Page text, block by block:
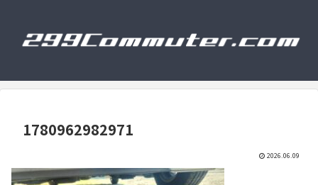
1780962982971
2026.06.09